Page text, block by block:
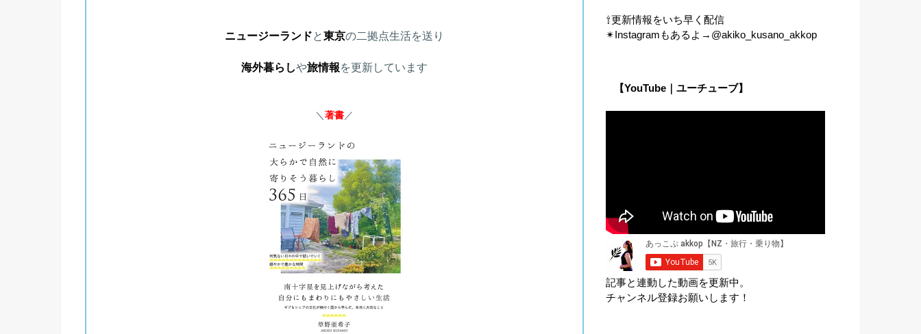
ニュージーランドと東京の二拠点生活を送り
海外暮らしや旅情報を更新しています
＼ 著書／
⇧更新情報をいち早く配信
✴︎Instagramもあるよ→@akiko_kusano_akkop
【YouTube｜ユーチューブ】
記事と連動した動画を更新中。
チャンネル登録お願いします！